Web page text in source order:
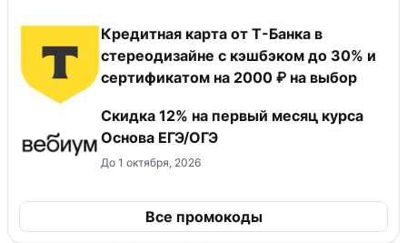
Кредитная карта от Т-Банка в
стереодизайне с кэшбэком до 30% и
сертификатом на 2000 ₽ на выбор
Скидка 12% на первый месяц курса
Основа ЕГЭ/ОГЭ
До 1 октября, 2026
Все промокоды